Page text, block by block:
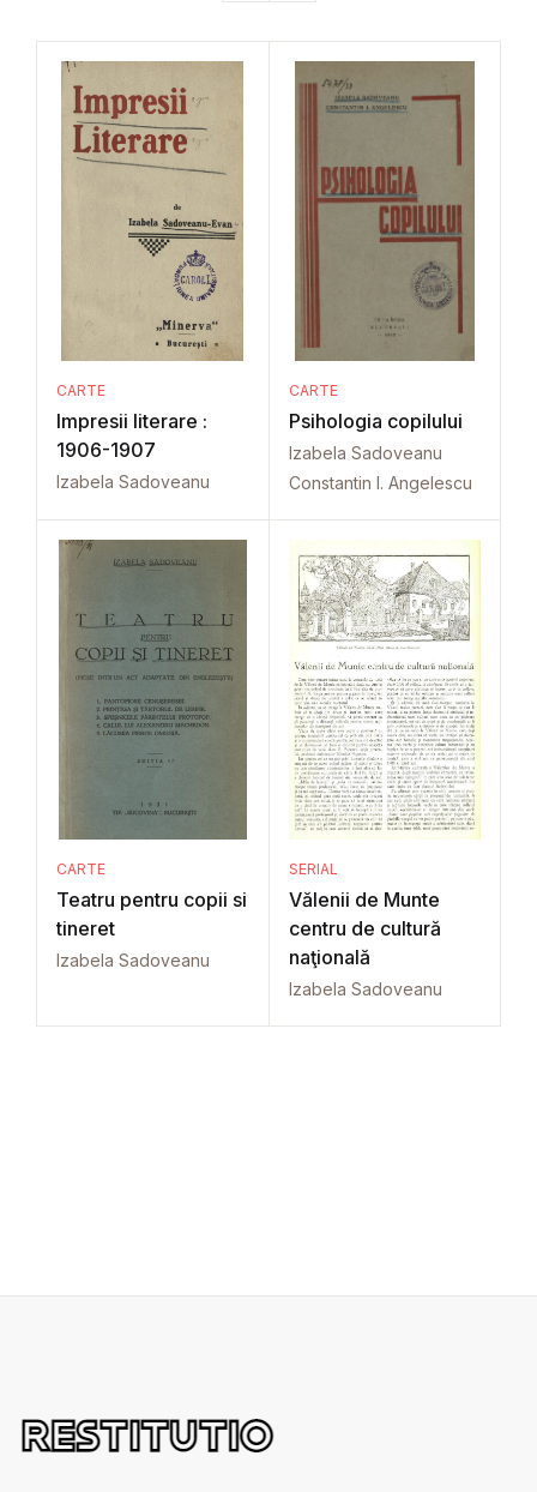
CARTE
Impresii literare :
1906-1907
Izabela Sadoveanu
CARTE
Psihologia copilului
Izabela Sadoveanu
Constantin I. Angelescu
CARTE
Teatru pentru copii si
tineret
Izabela Sadoveanu
SERIAL
Vălenii de Munte
centru de cultură
naţională
Izabela Sadoveanu